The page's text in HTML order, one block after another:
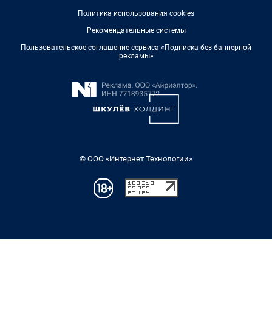
Политика использования cookies
Рекомендательные системы
Пользовательское соглашение сервиса «Подписка без баннерной
рекламы»
© ООО «Интернет Технологии»